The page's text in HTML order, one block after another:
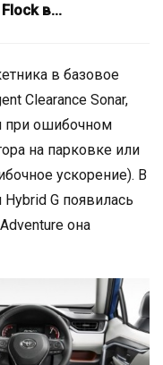
в…
в базовое
Clearance Sonar,
при ошибочном
на парковке или
ускорение). В
Hybrid G появилась
она